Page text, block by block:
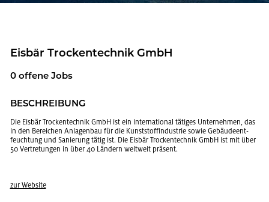
Eis­bär Tro­cken­tech­nik GmbH
0 of­fe­ne Jobs
BE­SCHREI­BUNG
Die Eis­bär Tro­cken­tech­nik GmbH ist ein in­ter­na­tio­nal tä­ti­ges Un­ter­neh­men, das
in den Be­rei­chen An­la­gen­bau für die Kunst­stoff­in­dus­trie sowie Ge­bäu­de­ent­
feuch­tung und Sa­nie­rung tätig ist. Die Eis­bär Tro­cken­tech­nik GmbH ist mit über
50 Ver­tre­tun­gen in über 40 Län­dern welt­weit prä­sent.
zur Web­site